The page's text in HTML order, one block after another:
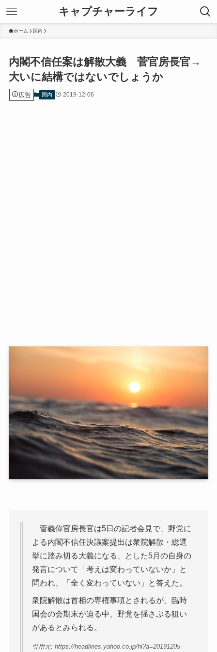
キャプチャーライフ
ホーム 国内
内閣不信任案は解散大義 菅官房長官→
大いに結構ではないでしょうか
広告 国内 2019-12-06
菅義偉官房長官は5日の記者会見で、野党に
よる内閣不信任決議案提出は衆院解散・総選
挙に踏み切る大義になる、とした5月の自身の
発言について「考えは変わっていないか」と
問われ、「全く変わっていない」と答えた。
衆院解散は首相の専権事項とされるが、臨時
国会の会期末が迫る中、野党を揺さぶる狙い
があるとみられる。
引用元: https://headlines.yahoo.co.jp/hl?a=20191205-